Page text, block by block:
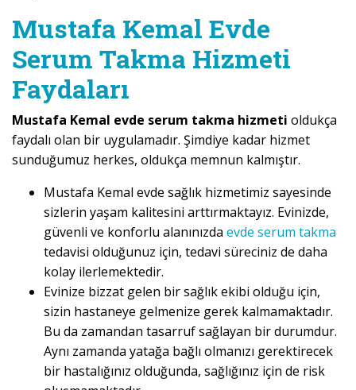
Mustafa Kemal Evde
Serum Takma Hizmeti
Faydaları
Mustafa Kemal evde serum takma hizmeti oldukça
faydalı olan bir uygulamadır. Şimdiye kadar hizmet
sunduğumuz herkes, oldukça memnun kalmıştır.
Mustafa Kemal evde sağlık hizmetimiz sayesinde
sizlerin yaşam kalitesini arttırmaktayız. Evinizde,
güvenli ve konforlu alanınızda evde serum takma
tedavisi olduğunuz için, tedavi süreciniz de daha
kolay ilerlemektedir.
Evinize bizzat gelen bir sağlık ekibi olduğu için,
sizin hastaneye gelmenize gerek kalmamaktadır.
Bu da zamandan tasarruf sağlayan bir durumdur.
Aynı zamanda yatağa bağlı olmanızı gerektirecek
bir hastalığınız olduğunda, sağlığınız için de risk